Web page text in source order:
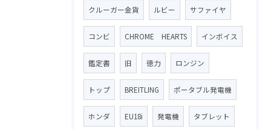
クルーガー金貨 ルビー サファイヤ
コンビ CHROME HEARTS インボイス
鑑定書 旧 徳力 ロンジン
トップ BREITLING ポータブル発電機
ホンダ EU18i 発電機 タブレット